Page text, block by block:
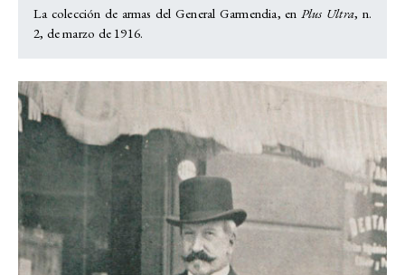
La colección de armas del General Garmendia, en Plus Ultra, n.
2, de marzo de 1916.